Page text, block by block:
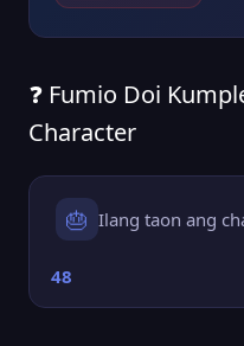
❓ Fumio Doi
Character
🎂 Ilang taon ang
48